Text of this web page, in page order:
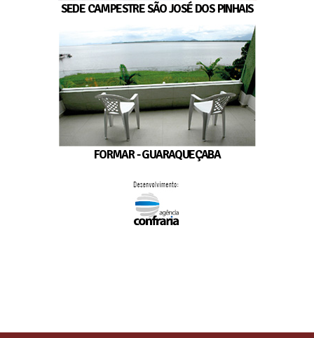
SEDE CAMPESTRE SÃO JOSÉ DOS PINHAIS
FORMAR - GUARAQUEÇABA